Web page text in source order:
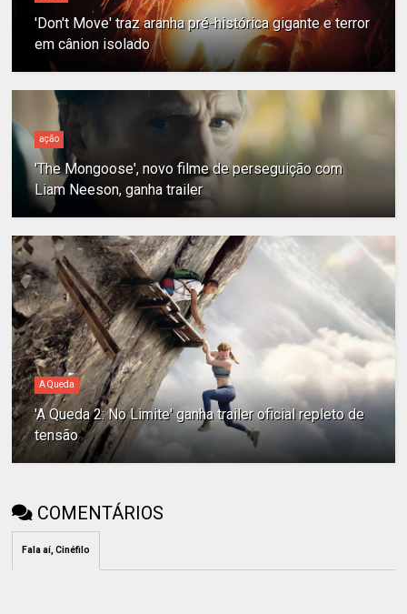
'Don't Move' traz aranha pré-histórica gigante e terror
em cânion isolado
ação
'The Mongoose', novo filme de perseguição com
Liam Neeson, ganha trailer
A Queda
'A Queda 2: No Limite' ganha trailer oficial repleto de
tensão
COMENTÁRIOS
Fala aí, Cinéfilo